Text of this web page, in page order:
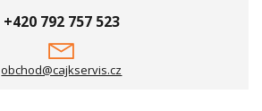
+420 792 757 523
obchod@cajkservis.cz